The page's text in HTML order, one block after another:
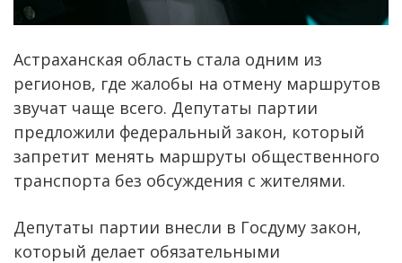
Астраханская область стала одним из
регионов, где жалобы на отмену маршрутов
звучат чаще всего. Депутаты партии
предложили федеральный закон, который
запретит менять маршруты общественного
транспорта без обсуждения с жителями.
Депутаты партии внесли в Госдуму закон,
который делает обязательными